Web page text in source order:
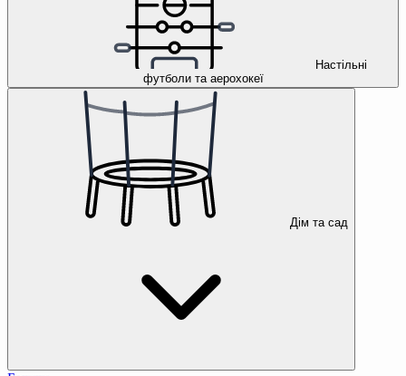
Настільні
футболи та аерохокеї
Дім та сад